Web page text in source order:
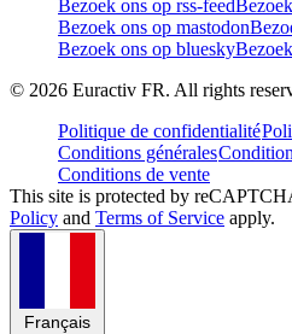
Bezoek ons op rss-feed
Bezoek ons op mastodon
Bezoek ons op bluesky
© 2026 Euractiv FR. All rights
Politique de confidentialité
Conditions générales
Conditions de vente
This site is protected by
Policy and Terms of Service apply.
Français